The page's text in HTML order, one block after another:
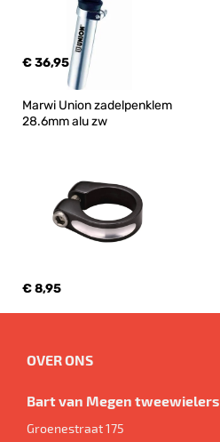
€ 36,95
Marwi Union zadelpenklem
28.6mm alu zw
€ 8,95
OVER ONS
Bart van Megen tweewielers
Groenestraat 175